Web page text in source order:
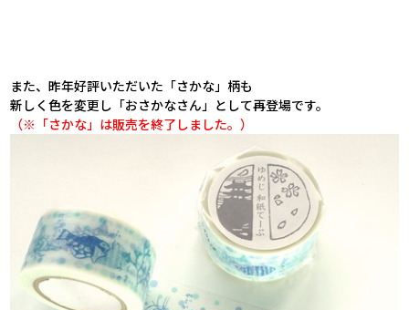
また、昨年好評いただいた「さかな」柄も
新しく色を変更し「おさかなさん」として再登場です。
（※「さかな」は販売を終了しました。）